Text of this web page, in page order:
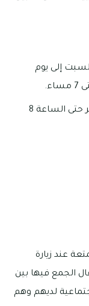
إلى يوم
بينما يعمل يوم الجمعة من 2 بعد الظهر حتى الساعة 8
عند زيارة
الجمع فيها بين
لديهم وهم